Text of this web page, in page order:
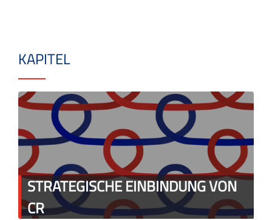
KAPITEL
STRATEGISCHE EINBINDUNG VON
CR